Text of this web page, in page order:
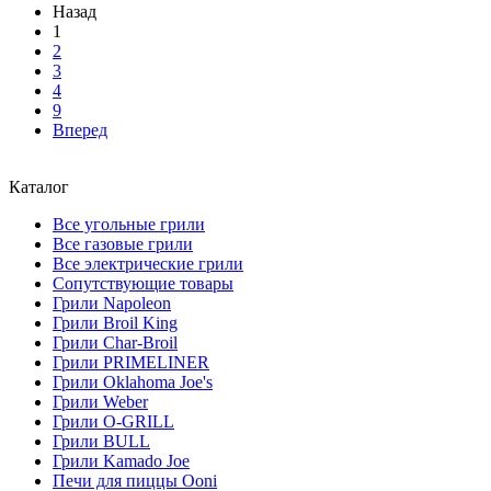
Назад
1
2
3
4
9
Вперед
Каталог
Все угольные грили
Все газовые грили
Все электрические грили
Сопутствующие товары
Грили Napoleon
Грили Broil King
Грили Char-Broil
Грили PRIMELINER
Грили Oklahoma Joe's
Грили Weber
Грили O-GRILL
Грили BULL
Грили Kamado Joe
Печи для пиццы Ooni